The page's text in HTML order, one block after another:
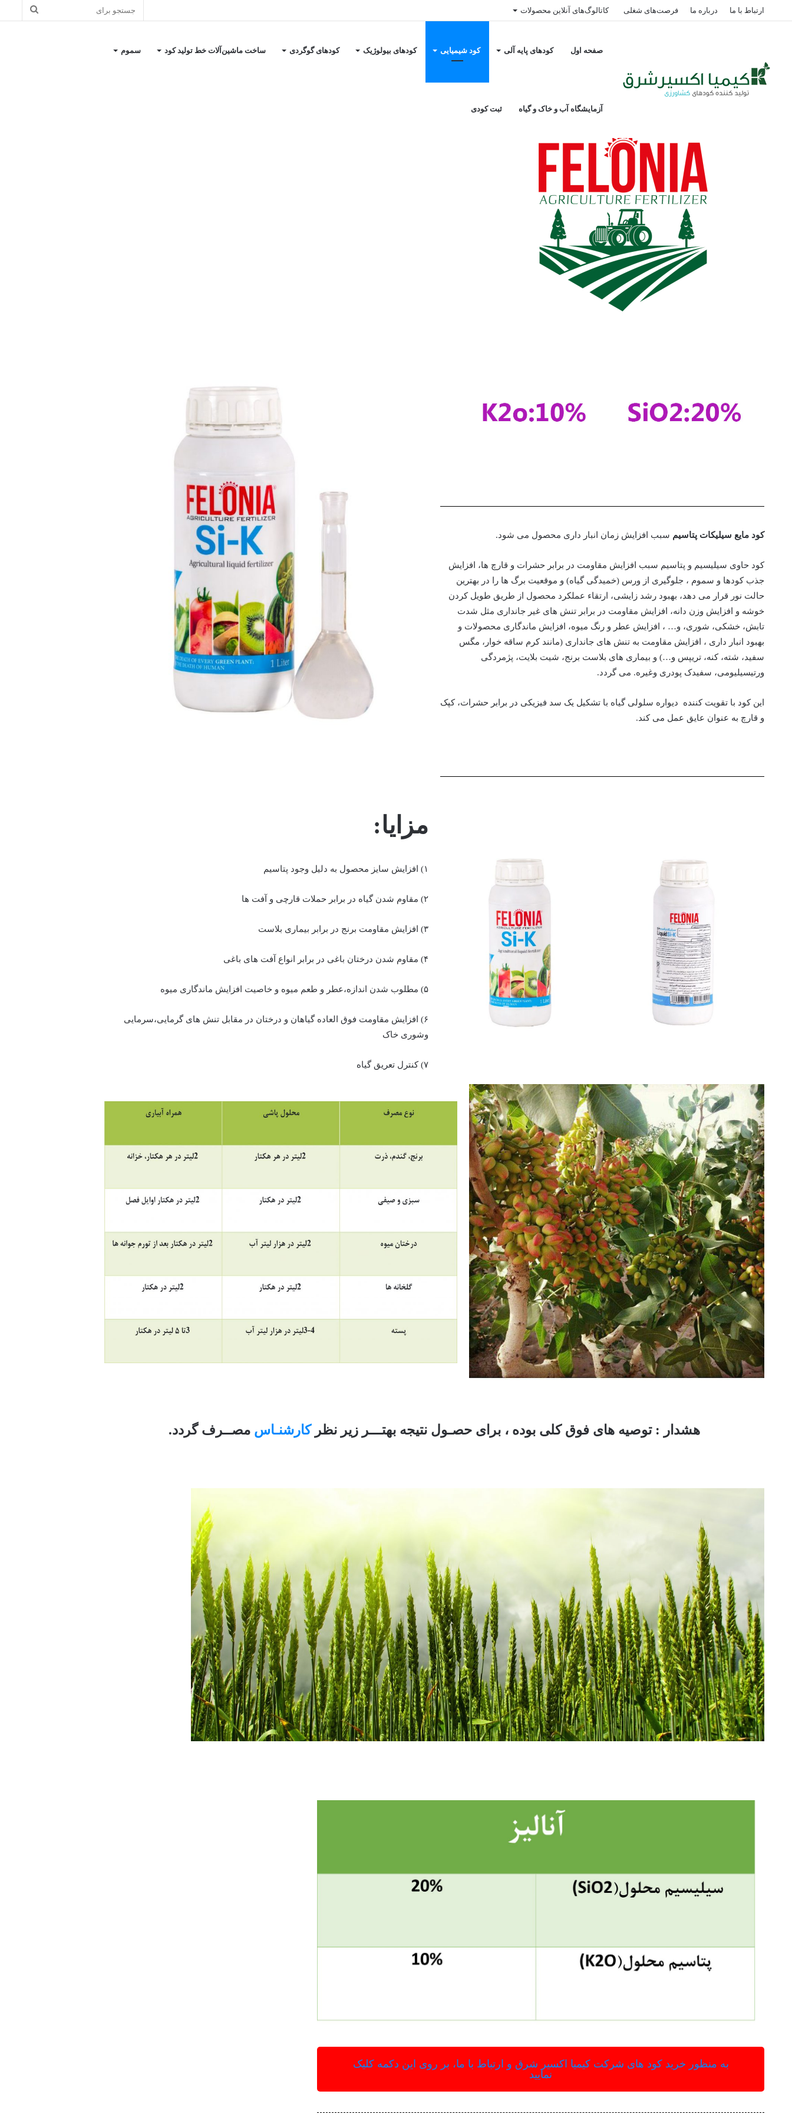
ارتباط با ما درباره ما فرصت‌های شغلی کاتالوگ‌های آنلاین محصولات
صفحه اول کودهای پایه آلی کود شیمیایی کودهای بیولوژیک کودهای گوگردی ساخت ماشین‌آلات خط تولید کود سموم
آزمایشگاه آب و خاک و گیاه ثبت کودی
کود شیمیایی سیلیکات پتاسیم فلونیا شرکت کیمیا اکسیر شرق
کود مایع سیلیکات پتاسیم سبب افزایش زمان انبار داری محصول می شود.
کود حاوی سیلیسیم و پتاسیم سبب افزایش مقاومت در برابر حشرات و قارچ ها، افزایش
جذب کودها و سموم ، جلوگیری از ورس (خمیدگی گیاه) و موقعیت برگ ها را در بهترین
حالت نور قرار می دهد، بهبود رشد زایشی، ارتقاء عملکرد محصول از طریق طویل کردن
خوشه و افزایش وزن دانه، افزایش مقاومت در برابر تنش های غیر جانداری مثل شدت
تابش، خشکی، شوری، و… ، افزایش عطر و رنگ میوه، افزایش ماندگاری محصولات و
بهبود انبار داری ، افزایش مقاومت به تنش های جانداری (مانند کرم ساقه خوار، مگس
سفید، شته، کنه، تریپس و…) و بیماری های بلاست برنج، شیت بلایت، پژمردگی
ورتیسیلیومی، سفیدک پودری وغیره. می گردد.
این کود با تقویت کننده دیواره سلولی گیاه با تشکیل یک سد فیزیکی در برابر حشرات، کپک
و قارچ به عنوان عایق عمل می کند.
مزایا:
۱) افزایش سایز محصول به دلیل وجود پتاسیم
۲) مقاوم شدن گیاه در برابر حملات قارچی و آفت ها
۳) افزایش مقاومت برنج در برابر بیماری بلاست
۴) مقاوم شدن درختان باغی در برابر انواع آفت های باغی
۵) مطلوب شدن اندازه،عطر و طعم میوه و خاصیت افزایش ماندگاری میوه
۶) افزایش مقاومت فوق العاده گیاهان و درختان در مقابل تنش های گرمایی،سرمایی
وشوری خاک
۷) کنترل تعریق گیاه
هشدار : توصیه های فوق کلی بوده ، برای حصـول نتیجه بهتـــر زیر نظرکارشنـاس مصــرف گردد.
به منظور خرید کود های شرکت کیمیا اکسیر شرق و ارتباط با ما، بر روی این دکمه کلیک
نمایید